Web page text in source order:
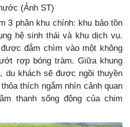
(Ảnh ST)
3 phân khu chính: khu bảo tồn
hệ sinh thái và khu dịch vụ.
đắm chìm vào một không
rợp bóng tràm. Giữa khung
du khách sẽ được ngồi thuyền
thích ngắm nhìn cảnh quan
thanh sống động của chim